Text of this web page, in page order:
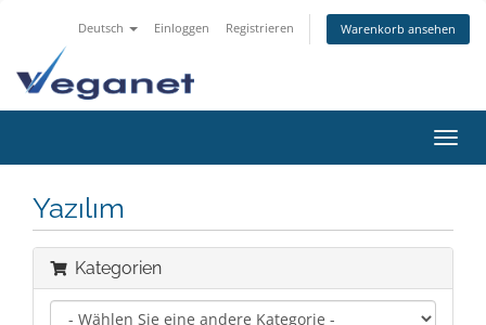
Deutsch Einloggen Registrieren Warenkorb ansehen
ein-/
Yazılım
Kategorien